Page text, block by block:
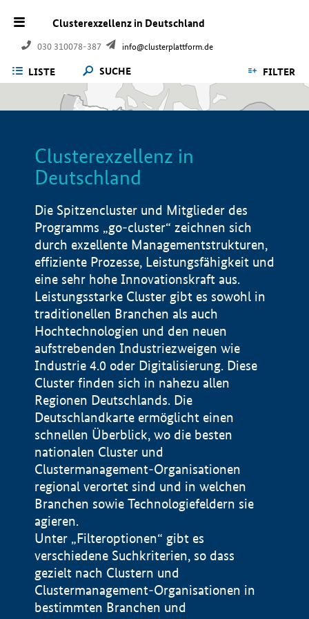
Clusterexzellenz in Deutschland
030 310078-387 info@clusterplattform.de
LISTE SUCHE FILTER
Clusterexzellenz in
Deutschland
Die Spitzencluster und Mitglieder des
Programms „go-cluster“ zeichnen sich
durch exzellente Managementstrukturen,
effiziente Prozesse, Leistungsfähigkeit und
eine sehr hohe Innovationskraft aus.
Leistungsstarke Cluster gibt es sowohl in
traditionellen Branchen als auch
Hochtechnologien und den neuen
aufstrebenden Industriezweigen wie
Industrie 4.0 oder Digitalisierung. Diese
Cluster finden sich in nahezu allen
Regionen Deutschlands. Die
Deutschlandkarte ermöglicht einen
schnellen Überblick, wo die besten
nationalen Cluster und
Clustermanagement-Organisationen
regional verortet sind und in welchen
Branchen sowie Technologiefeldern sie
agieren.
Unter „Filteroptionen“ gibt es
verschiedene Suchkriterien, so dass
gezielt nach Clustern und
Clustermanagement-Organisationen in
bestimmten Branchen und
Impressum
Datenschutzerklärung
BMWE, 2026 ©
100 km © Geobasis-DE / BKG 2015